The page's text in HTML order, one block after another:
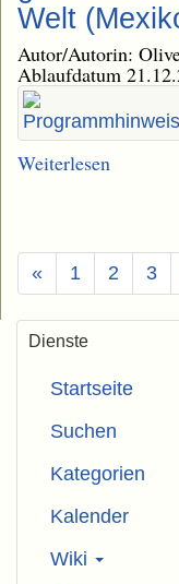
Welt
Autor/Autorin:
Ablaufdatum
Weiterlesen
« 1 2 3
Dienste
Startseite
Suchen
Kategorien
Kalender
Wiki